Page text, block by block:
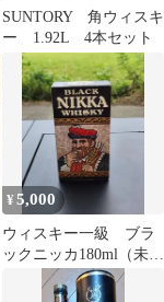
SUNTORY 角ウィスキ
ー 1.92L 4本セット
¥5,000
ウィスキー一級 ブラ
ックニッカ180ml（未開